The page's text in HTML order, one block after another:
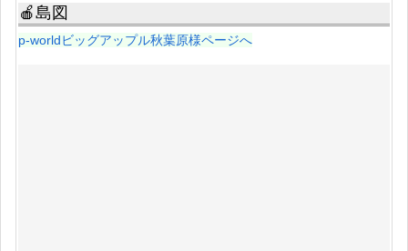
🍎島図
p-worldビッグアップル秋葉原様ページへ